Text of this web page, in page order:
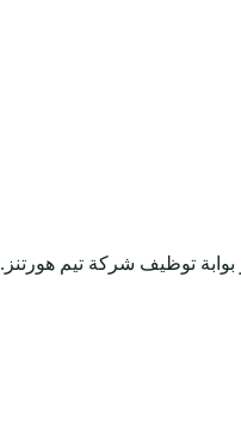
توظيف شركة تيم هورتنز.